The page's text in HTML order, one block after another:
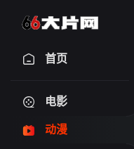
首页
电影
动漫